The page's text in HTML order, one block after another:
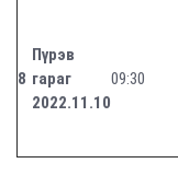
8
Пүрэв
гараг
2022.11.10
09:30